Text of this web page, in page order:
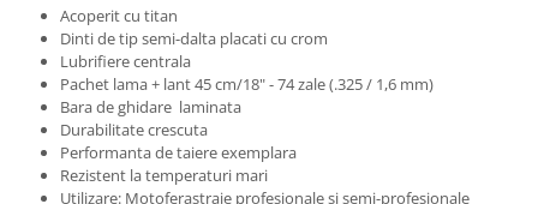
Acoperit cu titan
Dinti de tip semi-dalta placati cu crom
Lubrifiere centrala
Pachet lama + lant 45 cm/18" - 74 zale (.325 / 1,6 mm)
Bara de ghidare laminata
Durabilitate crescuta
Performanta de taiere exemplara
Rezistent la temperaturi mari
Utilizare: Motoferastraie profesionale si semi-profesionale